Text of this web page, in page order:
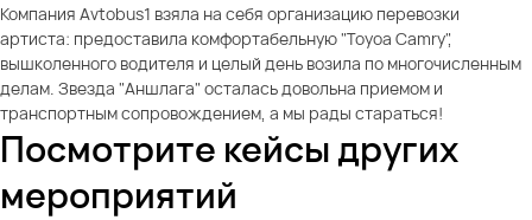
Компания Avtobus1 взяла на себя организацию перевозки
артиста: предоставила комфортабельную "Toyoa Camry",
вышколенного водителя и целый день возила по многочисленным
делам. Звезда "Аншлага" осталась довольна приемом и
транспортным сопровождением, а мы рады стараться!
Посмотрите кейсы других
мероприятий